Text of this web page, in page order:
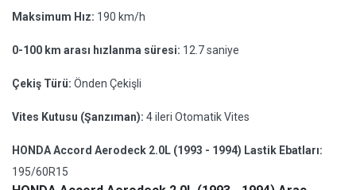
Maksimum Hız: 190 km/h
0-100 km arası hızlanma süresi: 12.7 saniye
Çekiş Türü: Önden Çekişli
Vites Kutusu (Şanzıman): 4 ileri Otomatik Vites
HONDA Accord Aerodeck 2.0L (1993 - 1994) Lastik Ebatları:
195/60R15